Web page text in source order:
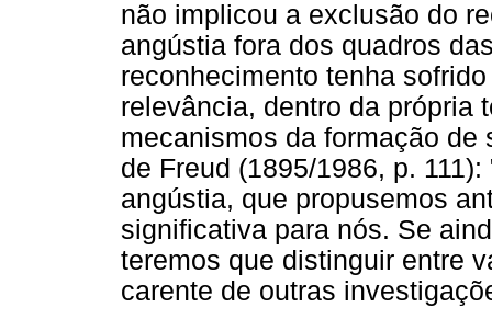
não implicou a exclusão do
angústia fora dos quadros
reconhecimento tenha
relevância, dentro da própria
mecanismos da formação
de Freud (1895/1986, p.
angústia, que propusemos
significativa para nós. Se
teremos que distinguir entre
carente de outras